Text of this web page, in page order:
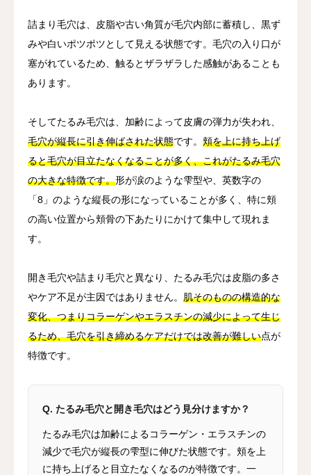
詰まり毛穴は、皮脂や古い角質が毛穴内部に蓄積し、黒ず
みや白いポツポツとして見える状態です。毛穴の入り口が
塞がれているため、触るとザラザラした感触があることも
あります。
そしてたるみ毛穴は、加齢によって皮膚の弾力が失われ、
毛穴が縦長に引き伸ばされた状態です。 頬を上に持ち上げ
ると毛穴が目立たなくなることが多く、これがたるみ毛穴
の大きな特徴です。形が涙のような雫型や、英数字の
「8」のような縦長の形になっていることが多く、特に頬
の高い位置から頬骨の下あたりにかけて集中して現れま
す。
開き毛穴や詰まり毛穴と異なり、たるみ毛穴は皮脂の多さ
やケア不足が主因ではありません。 肌そのものの構造的な
変化、つまりコラーゲンやエラスチンの減少によって生じ
るため、毛穴を引き締めるケアだけでは改善が難しい点が
特徴です。
Q. たるみ毛穴と開き毛穴はどう見分けますか？
たるみ毛穴は加齢によるコラーゲン・エラスチンの
減少で毛穴が縦長の雫型に伸びた状態です。頬を上
に持ち上げると目立たなくなるのが特徴です。一